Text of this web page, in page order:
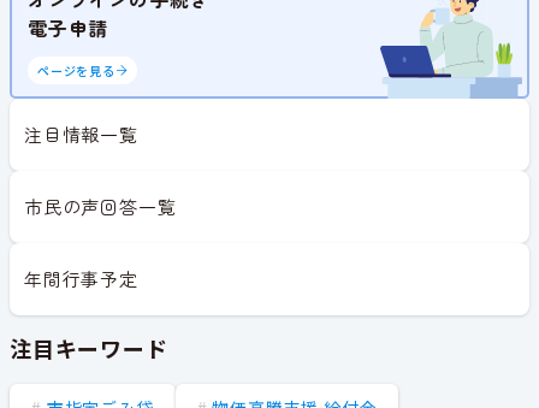
電子申請
ページを見る
注目情報一覧
市民の声回答一覧
年間行事予定
注目キーワード